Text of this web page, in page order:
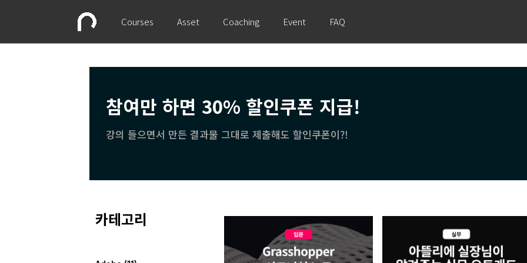
Courses Asset Coaching Event FAQ
참여만 하면 30% 할인쿠폰 지급!
강의 들으면서 만든 결과물 그대로 제출해도 할인쿠폰이?!
카테고리